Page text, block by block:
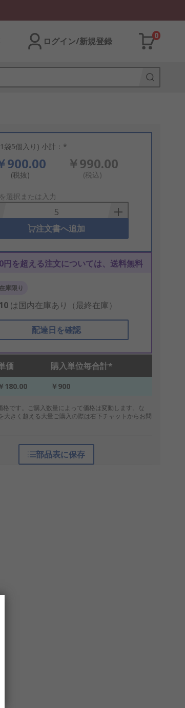
ログイン/新規登録
0
袋5個入り) 小計：*
900.00
(税抜)
￥990.00
(税込)
選択または入力
注文書へ追加
円を超える注文については、送料無料
庫限り
10 は国内在庫あり（最終在庫）
配達日を確認
価 購入単位毎合計*
180.00 ￥900
格です。ご購入数量によって価格は変動します。な
大きく超える大量ご購入の際は右下チャットからお問
部品表に保存